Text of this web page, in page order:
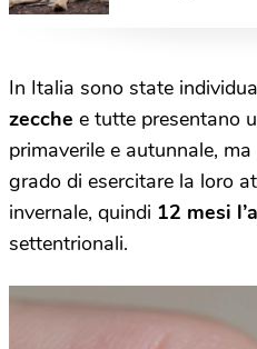
In Italia sono state
zecche e tutte presentano
primaverile e autunnale,
grado di esercitare la loro
invernale, quindi 12 mesi
settentrionali.